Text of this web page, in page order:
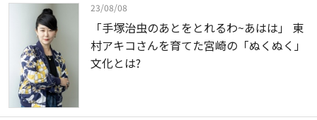
23/08/08
「手塚治虫のあとをとれるわ~あはは」 東
村アキコさんを育てた宮崎の「ぬくぬく」
文化とは?